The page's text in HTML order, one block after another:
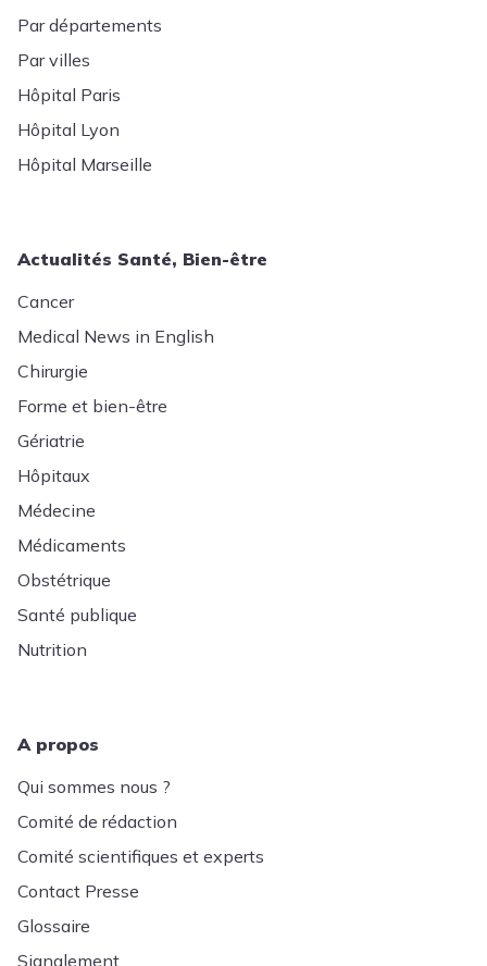
Par départements
Par villes
Hôpital Paris
Hôpital Lyon
Hôpital Marseille
Actualités Santé, Bien-être
Cancer
Medical News in English
Chirurgie
Forme et bien-être
Gériatrie
Hôpitaux
Médecine
Médicaments
Obstétrique
Santé publique
Nutrition
A propos
Qui sommes nous ?
Comité de rédaction
Comité scientifiques et experts
Contact Presse
Glossaire
Signalement